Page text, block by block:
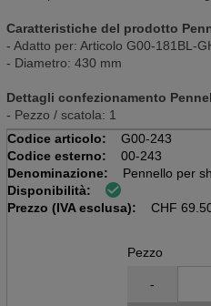
Caratteristiche del prodotto
- Adatto per: Articolo G00-181BL-
- Diametro: 430 mm
Dettagli confezionamento
- Pezzo / scatola: 1
Codice articolo:
G00-243
Codice esterno:
00-243
Denominazione:
Pennello per
Disponibilità:
Prezzo (IVA esclusa):
CHF
Pezzo
-